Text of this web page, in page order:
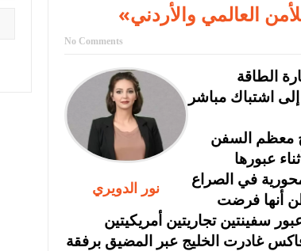
العالمي والأردني
No Comments
نور الدويري
الطاقة
اشتباك مباشر
وخروج معظم السفن
عبورها
أنها فرضت
سفينتين تجاريتين أمريكيتين
غادرت الخليج عبر المضيق برفقة